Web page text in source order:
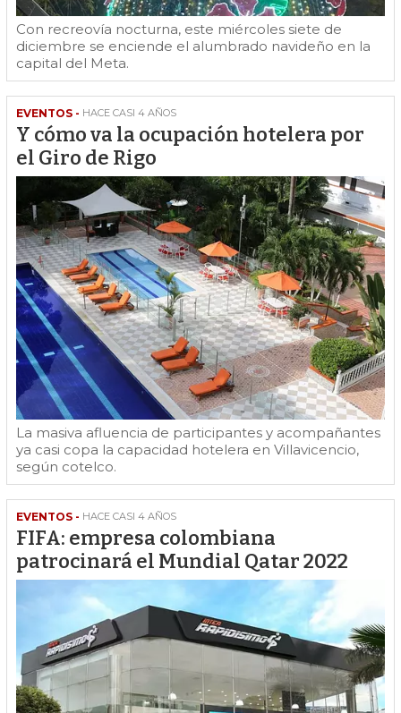
Con recreovía nocturna, este miércoles siete de
diciembre se enciende el alumbrado navideño en la
capital del Meta.
EVENTOS - HACE CASI 4 AÑOS
Y cómo va la ocupación hotelera por
el Giro de Rigo
La masiva afluencia de participantes y acompañantes
ya casi copa la capacidad hotelera en Villavicencio,
según cotelco.
EVENTOS - HACE CASI 4 AÑOS
FIFA: empresa colombiana
patrocinará el Mundial Qatar 2022